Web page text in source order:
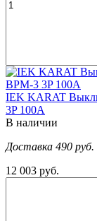
IEK KARAT
3P 100А
В наличии
Доставка 490 руб.
12 003 руб.